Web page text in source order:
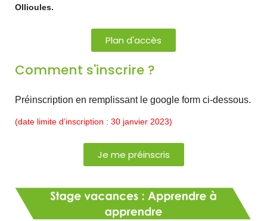
Ollioules.
Plan d'accès
Comment s'inscrire ?
Préinscription en remplissant le google form ci-dessous.
(date limite d’inscription : 30 janvier 2023)
Je me préinscris